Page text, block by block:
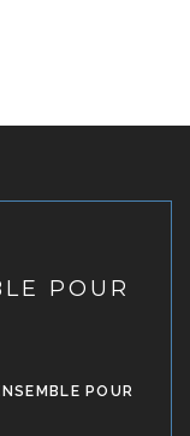
POUR
POUR